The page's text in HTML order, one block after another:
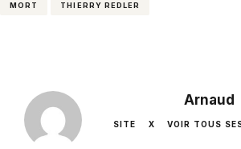
MORT THIERRY REDLER
Arnaud
SITE X VOIR TOUS